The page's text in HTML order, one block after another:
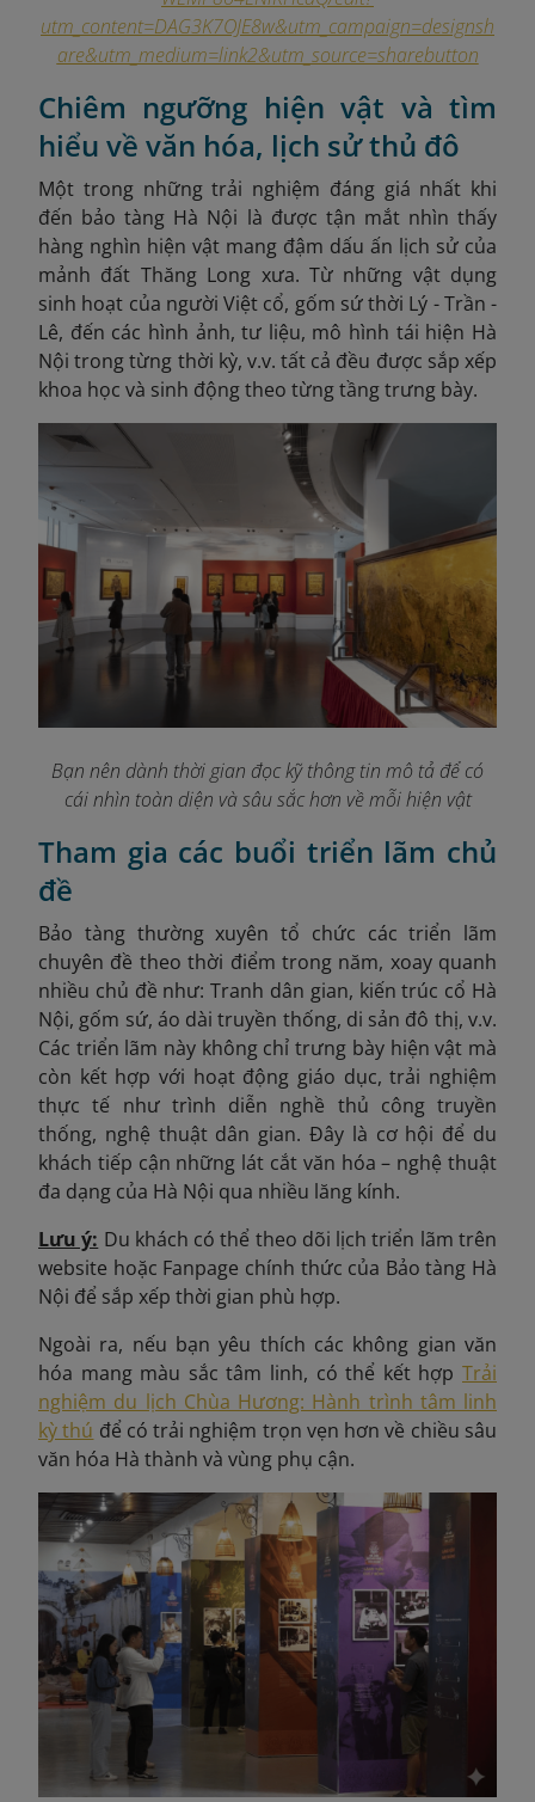
utm_content=DAG3K7OJE8w&utm_campaign=designsh
are&utm_medium=link2&utm_source=sharebutton
Chiêm ngưỡng hiện vật và tìm
hiểu về văn hóa, lịch sử thủ đô
Một trong những trải nghiệm đáng giá nhất khi
đến bảo tàng Hà Nội là được tận mắt nhìn thấy
hàng nghìn hiện vật mang đậm dấu ấn lịch sử của
mảnh đất Thăng Long xưa. Từ những vật dụng
sinh hoạt của người Việt cổ, gốm sứ thời Lý - Trần -
Lê, đến các hình ảnh, tư liệu, mô hình tái hiện Hà
Nội trong từng thời kỳ, v.v. tất cả đều được sắp xếp
khoa học và sinh động theo từng tầng trưng bày.
Bạn nên dành thời gian đọc kỹ thông tin mô tả để có
cái nhìn toàn diện và sâu sắc hơn về mỗi hiện vật
Tham gia các buổi triển lãm chủ
đề
Bảo tàng thường xuyên tổ chức các triển lãm
chuyên đề theo thời điểm trong năm, xoay quanh
nhiều chủ đề như: Tranh dân gian, kiến trúc cổ Hà
Nội, gốm sứ, áo dài truyền thống, di sản đô thị, v.v.
Các triển lãm này không chỉ trưng bày hiện vật mà
còn kết hợp với hoạt động giáo dục, trải nghiệm
thực tế như trình diễn nghề thủ công truyền
thống, nghệ thuật dân gian. Đây là cơ hội để du
khách tiếp cận những lát cắt văn hóa – nghệ thuật
đa dạng của Hà Nội qua nhiều lăng kính.
Lưu ý: Du khách có thể theo dõi lịch triển lãm trên
website hoặc Fanpage chính thức của Bảo tàng Hà
Nội để sắp xếp thời gian phù hợp.
Ngoài ra, nếu bạn yêu thích các không gian văn
hóa mang màu sắc tâm linh, có thể kết hợp Trải
nghiệm du lịch Chùa Hương: Hành trình tâm linh
kỳ thú để có trải nghiệm trọn vẹn hơn về chiều sâu
văn hóa Hà thành và vùng phụ cận.